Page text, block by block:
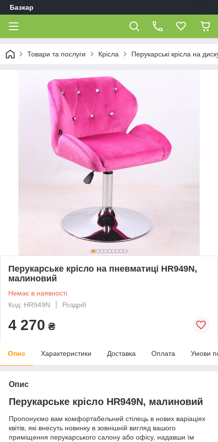
Базкар
Товари та послуги Крісла Перукарські крісла на
Перукарське крісло на пневматиці HR949N,
малиновий
Немає в наявності
Код: HR949N
Роздріб
4 270 ₴
Опис Характеристики Доставка Оплата Умови
Опис
Перукарське крісло HR949N, малиновий
Пропонуємо вам комфортабельний стілець в нових варіаціях
квітів, які внесуть новинку в зовнішній вигляд вашого
приміщення перукарського салону або офісу, надавши їм